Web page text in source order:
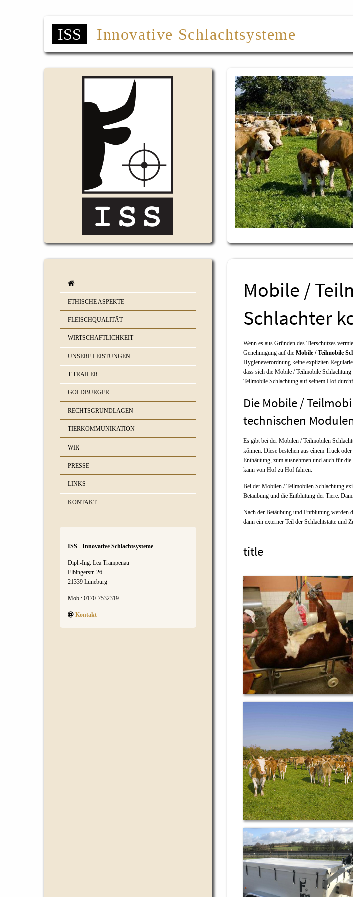
ISS Innovative Schlachtsysteme
ETHISCHE ASPEKTE
FLEISCHQUALITÄT
WIRTSCHAFTLICHKEIT
UNSERE LEISTUNGEN
T-TRAILER
GOLDBURGER
RECHTSGRUNDLAGEN
TIERKOMMUNIKATION
WIR
PRESSE
LINKS
KONTAKT
ISS - Innovative Schlachtsysteme
Dipl.-Ing. Lea Trampenau
Elbingerstr. 26
21339 Lüneburg
Mob.: 0170-7532319
Kontakt
Mobile /
Schlachter
Wenn es aus Gründen des Tierschutzes
Genehmigung auf die Mobile / Teilmobile
Hygieneverordnung keine expliziten
dass sich die Mobile / Teilmobile
Teilmobile Schlachtung auf seinem Hof
Die Mobile /
technischen
Es gibt bei der Mobilen / Teilmobilen
können. Diese bestehen aus einem Truck
Enthäutung, zum ausnehmen und auch für
kann von Hof zu Hof fahren.
Bei der Mobilen / Teilmobilen Schlachtung
Betäubung und die Entblutung der Tiere.
Nach der Betäubung und Entblutung
dann ein externer Teil der Schlachtstätte und
title